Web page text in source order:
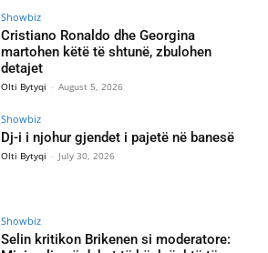
Showbiz
Cristiano Ronaldo dhe Georgina
martohen këtë të shtunë, zbulohen
detajet
Olti Bytyqi - August 5, 2026
Showbiz
Dj-i i njohur gjendet i pajetë në banesë
Olti Bytyqi - July 30, 2026
Showbiz
Selin kritikon Brikenen si moderatore: